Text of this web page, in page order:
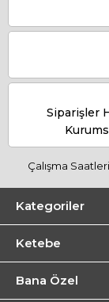
Siparişler
Çalışma
Kategoriler
Ketebe
Bana Özel